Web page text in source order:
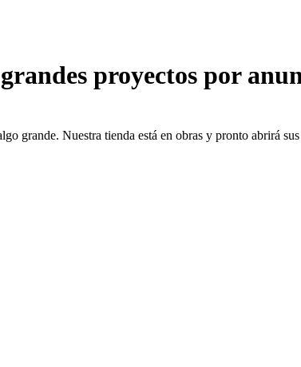
proyectos por
grande. Nuestra tienda está en obras y pronto abrirá